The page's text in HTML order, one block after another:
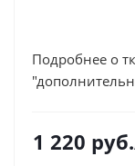
Подробнее о
1 220 руб.